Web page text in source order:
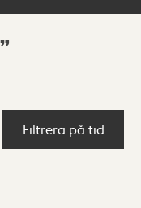
Filtrera på tid